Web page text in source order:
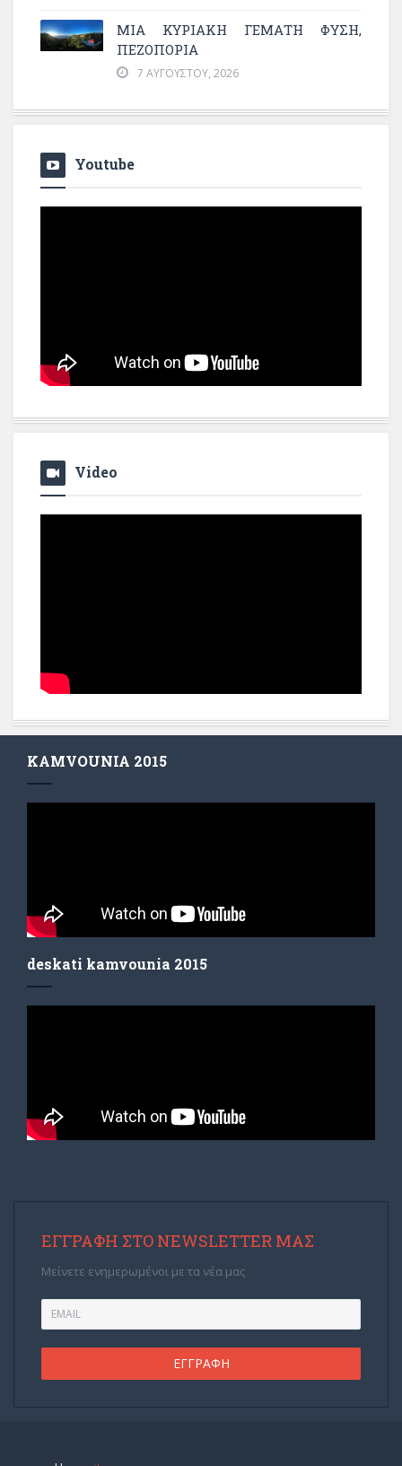
ΜΙΑ ΚΥΡΙΑΚΉ ΓΕΜΆΤΗ ΦΎΣΗ,
ΠΕΖΟΠΟΡΊΑ
7 ΑΥΓΟΎΣΤΟΥ, 2026
Youtube
Video
KAMVOUNIA 2015
deskati kamvounia 2015
ΕΓΓΡΑΦΉ ΣΤΟ NEWSLETTER ΜΑΣ
Μείνετε ενημερωμένοι με τα νέα μας